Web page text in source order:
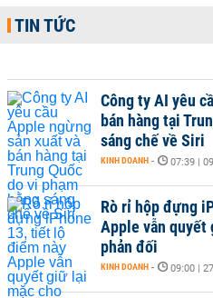
TIN TỨC
Công ty AI yêu
bán hàng tại
sáng chế về Siri
KINH DOANH - 07:39 |
Rò rỉ hộp đựng
Apple vẫn quyết
phản đối
KINH DOANH - 09:00 |